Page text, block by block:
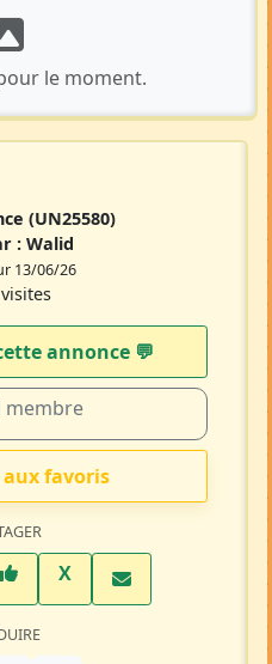
le moment.
(UN25580)
: Walid
13/06/26
annonce 💬​
membre
favoris
Facebook
XTwitter X